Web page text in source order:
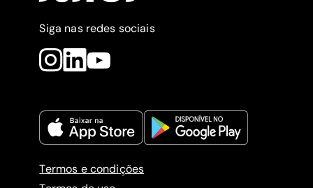
Siga nas redes sociais
Termos e condições